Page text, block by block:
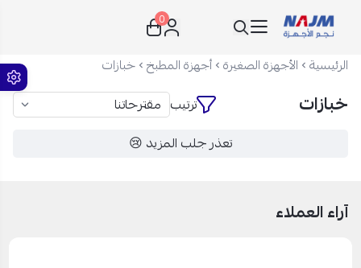
نجم الأجهزة
0
الرئيسية الأجهزة الصغيرة أجهزة المطبخ خبازات
خبازات
ترتيب
تعذر جلب المزيد 😢
آراء العملاء